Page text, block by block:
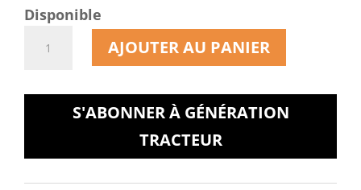
Disponible
AJOUTER AU PANIER
S'ABONNER À GÉNÉRATION
TRACTEUR